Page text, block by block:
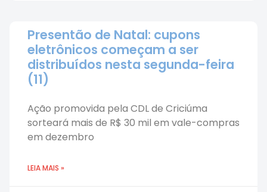
Presentão de Natal: cupons
eletrônicos começam a ser
distribuídos nesta segunda-feira
(11)
Ação promovida pela CDL de Criciúma
sorteará mais de R$ 30 mil em vale-compras
em dezembro
LEIA MAIS »